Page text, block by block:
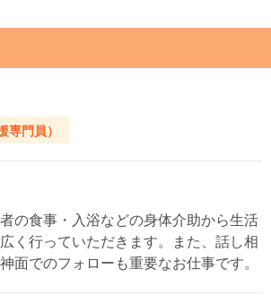
専門員）
の食事・入浴などの身体介助から生活
く行っていただきます。また、話し相
面でのフォローも重要なお仕事です。